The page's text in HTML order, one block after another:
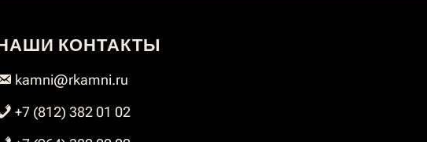
КОНТАКТЫ
kamni@rkamni.ru
+7 (812) 382 01 02